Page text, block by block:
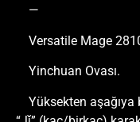
—
Versatile Mage
Yinchuan Ovası.
Yüksekten aşağıya